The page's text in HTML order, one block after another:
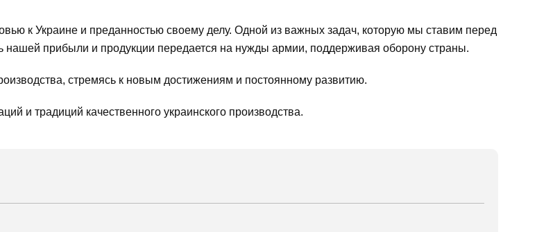
к Украине и преданностью своему делу. Одной из важных задач, которую мы ставим перед
нашей прибыли и продукции передается на нужды армии, поддерживая оборону страны.
стремясь к новым достижениям и постоянному развитию.
и традиций качественного украинского производства.